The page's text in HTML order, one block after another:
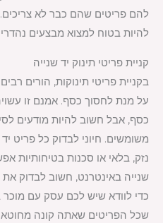
להם פריטים שהם כבר לא
להיות בטוח למצוא מבצעים
קניית פריטי תינוק יד שנייה
בקניית פריטי תינוקות, הורים
על מנת לחסוך כסף. אמנם זו
כסף, אבל חשוב להיות מודעים
משומשים. חיוני לבדוק כל פריט
נזק, בלאי או סכנות בטיחותיות
שנייה באינטרנט, חשוב לבדוק את
כדי לוודא שיש לכם עסק עם מוכר
שכל הפריטים שאתה קונה